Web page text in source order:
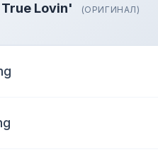
Lovin' (ОРИГИНАЛ)